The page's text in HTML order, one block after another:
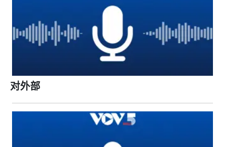
对外部